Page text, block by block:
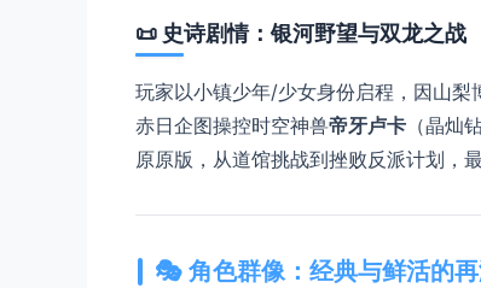
📜 ​ ​史诗剧情：银河野望与双龙之战​
玩家以小镇少年/少女身份启程，因山
赤日企图操控时空神兽​​帝牙卢卡​ （晶灿
原原版，从道馆挑战到挫败反派计划，
🎭 ​ 角色群像：经典与鲜活的